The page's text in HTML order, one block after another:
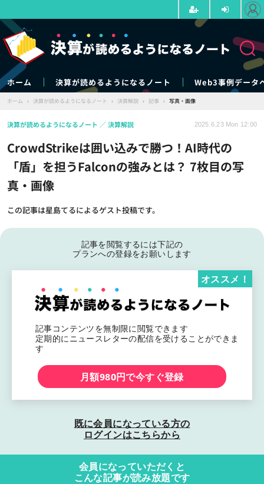
ホーム 決算が読めるようになるノート Web3事例データ
ホーム › 決算が読めるようになるノート › 決算解説 › 記事 › 写真・画像
CrowdStrikeは囲い込みで勝つ！AI時代の
「盾」を担うFalconの強みとは？ 7枚目の写
真・画像
この記事は星島てるによるゲスト投稿です。
決算が読めるようになるノート 決算解説 2025.6.23 Mon 12:00
記事を閲覧するには下記の
プランへの登録をお願いします
記事コンテンツを無制限に閲覧できます
定期的にニュースレターの配信を受けることができま
す
オススメ！
月額980円で今すぐ登録
既に会員になっている方の
ログインはこちらから
会員になっていただくと
こんな記事が読み放題です